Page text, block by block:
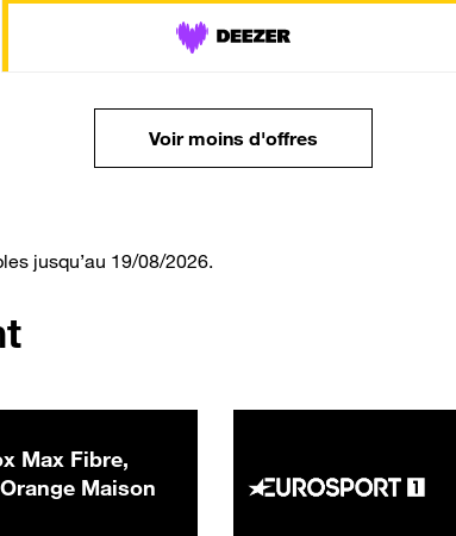
Voir moins d'offres
jusqu’au 19/08/2026.
Max Fibre,
mois Maison